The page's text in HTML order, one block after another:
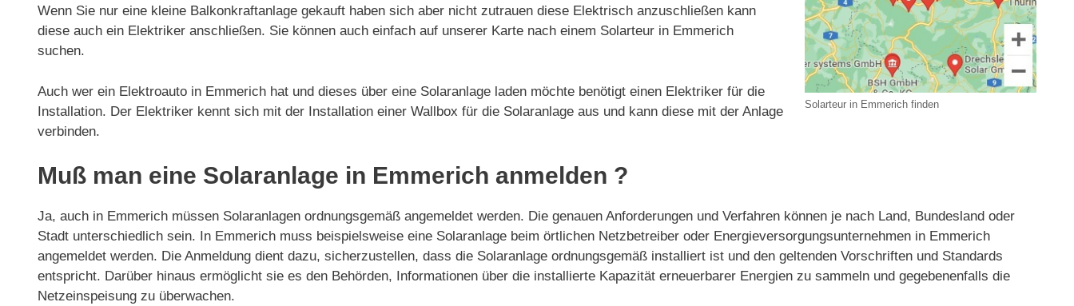
Solarteur in Emmerich finden
Wenn Sie nur eine kleine Balkonkraftanlage gekauft haben sich aber nicht zutrauen diese Elektrisch anzuschließen kann
diese auch ein Elektriker anschließen. Sie können auch einfach auf unserer Karte nach einem Solarteur in Emmerich
suchen.
Auch wer ein Elektroauto in Emmerich hat und dieses über eine Solaranlage laden möchte benötigt einen Elektriker für die
Installation. Der Elektriker kennt sich mit der Installation einer Wallbox für die Solaranlage aus und kann diese mit der Anlage
verbinden.
Muß man eine Solaranlage in Emmerich anmelden ?
Ja, auch in Emmerich müssen Solaranlagen ordnungsgemäß angemeldet werden. Die genauen Anforderungen und Verfahren können je nach Land, Bundesland oder
Stadt unterschiedlich sein. In Emmerich muss beispielsweise eine Solaranlage beim örtlichen Netzbetreiber oder Energieversorgungsunternehmen in Emmerich
angemeldet werden. Die Anmeldung dient dazu, sicherzustellen, dass die Solaranlage ordnungsgemäß installiert ist und den geltenden Vorschriften und Standards
entspricht. Darüber hinaus ermöglicht sie es den Behörden, Informationen über die installierte Kapazität erneuerbarer Energien zu sammeln und gegebenenfalls die
Netzeinspeisung zu überwachen.